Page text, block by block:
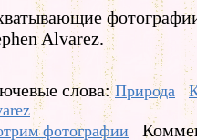
Alvarez.
слова:Природа
фотографии